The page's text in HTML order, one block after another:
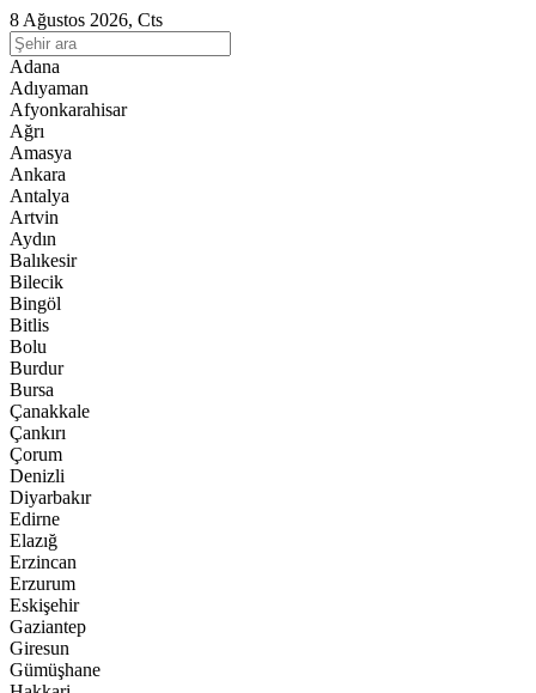
8 Ağustos 2026, Cts
Adana
Adıyaman
Afyonkarahisar
Ağrı
Amasya
Ankara
Antalya
Artvin
Aydın
Balıkesir
Bilecik
Bingöl
Bitlis
Bolu
Burdur
Bursa
Çanakkale
Çankırı
Çorum
Denizli
Diyarbakır
Edirne
Elazığ
Erzincan
Erzurum
Eskişehir
Gaziantep
Giresun
Gümüşhane